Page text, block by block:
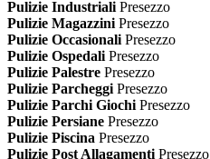
Pulizie Industriali Presezzo
Pulizie Magazzini Presezzo
Pulizie Occasionali Presezzo
Pulizie Ospedali Presezzo
Pulizie Palestre Presezzo
Pulizie Parcheggi Presezzo
Pulizie Parchi Giochi Presezzo
Pulizie Persiane Presezzo
Pulizie Piscina Presezzo
Pulizie Post Allagamenti Presezzo